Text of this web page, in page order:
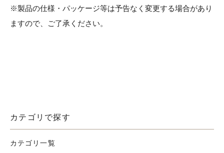
※製品の仕様・パッケージ等は予告なく変更する場合があり
ますので、ご了承ください。
カテゴリで探す
カテゴリ一覧